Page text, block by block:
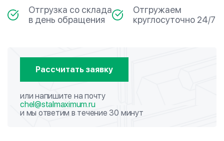
Отгрузка со склада
в день обращения
Отгружаем
круглосуточно 24/7
Рассчитать заявку
или напишите на почту
chel@stalmaximum.ru
и мы ответим в течение 30 минут